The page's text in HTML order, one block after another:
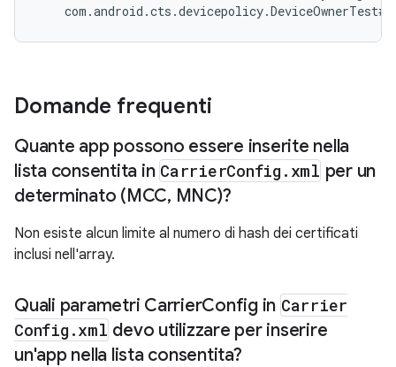
Domande frequenti
Quante app possono essere inserite nella
lista consentita in CarrierConfig . xml per un
determinato (MCC, MNC)?
Non esiste alcun limite al numero di hash dei certificati
inclusi nell'array.
Quali parametri CarrierConfig in Carrier
Config .xml devo utilizzare per inserire
un'app nella lista consentita?